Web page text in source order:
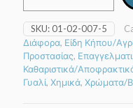
χρήσης
μαύρα
χωρίς
πούδρα
(100
ΤΜΧ)
SKU:01-02-007-5
Διάφορα, Είδη Κήπου/
Προστασίας,
Καθαριστικά/
Γυαλί, Χημικά, Χρώματα/